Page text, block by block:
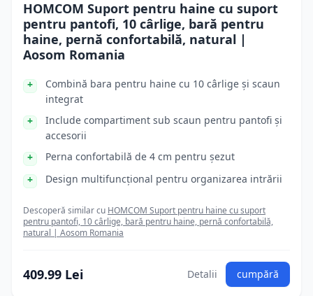
HOMCOM Suport pentru haine cu suport
pentru pantofi, 10 cârlige, bară pentru
haine, pernă confortabilă, natural |
Aosom Romania
Combină bara pentru haine cu 10 cârlige și scaun
integrat
Include compartiment sub scaun pentru pantofi și
accesorii
Perna confortabilă de 4 cm pentru șezut
Design multifuncțional pentru organizarea intrării
Descoperă similar cu HOMCOM Suport pentru haine cu suport
pentru pantofi, 10 cârlige, bară pentru haine, pernă confortabilă,
natural | Aosom Romania
409.99 Lei Detalii cumpără